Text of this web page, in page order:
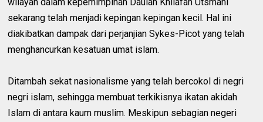
wilayah dalam kepemimpinan Daulah Khilafah Utsmani
sekarang telah menjadi kepingan kepingan kecil. Hal ini
diakibatkan dampak dari perjanjian Sykes-Picot yang telah
menghancurkan kesatuan umat islam.
Ditambah sekat nasionalisme yang telah bercokol di negri
negri islam, sehingga membuat terkikisnya ikatan akidah
Islam di antara kaum muslim. Meskipun sebagian negeri